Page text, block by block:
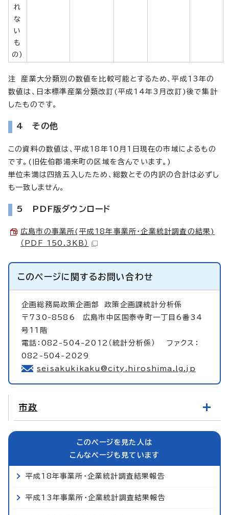
れ
な
い
も
の)
注 産業大分類別の数値を比較可能とするため、平成13年の
数値は、日本標準産業分類改訂(平成14年3月改訂)後で集計
したものです。
4 その他
この資料の数値は、平成18年10月1日現在の市域によるもの
です。(旧佐伯郡湯来町の区域を含んでいます。)
単位未満は四捨五入したため、総数とその内訳の合計は必ずし
も一致しません。
5 PDF版ダウンロード
広島市の事業所(平成18年事業所・企業統計調査の結果)
（PDF 150.3KB）
このページに関するお問い合わせ
企画総務局政策企画部政策企画課統計分析係
〒730-8586 広島市中区国泰寺町一丁目6番34
号11階
電話：082-504-2012（統計分析係） ファクス：
082-504-2029
seisakukikaku@city.hiroshima.lg.jp
市政
このページを見た人は
こんなページも見ています
平成18年事業所・企業統計調査結果報告
平成13年事業所・企業統計調査結果報告